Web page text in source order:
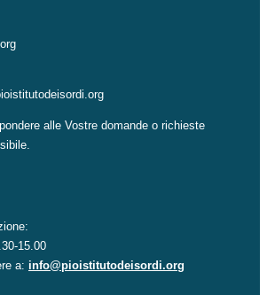
alle Vostre domande o richieste
15.00
a: info@pioistitutodeisordi.org